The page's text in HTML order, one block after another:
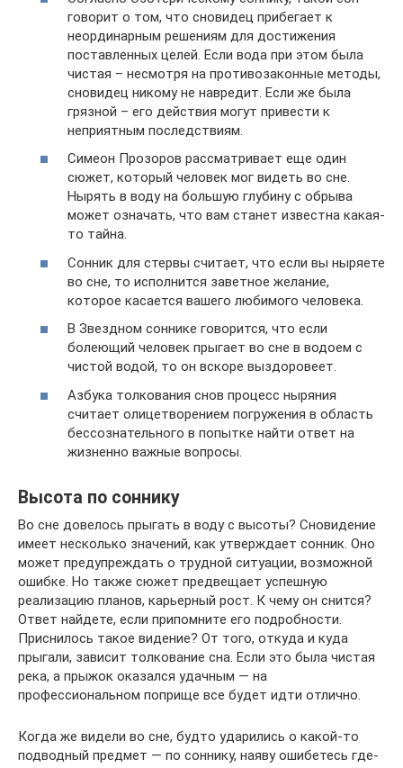
говорит о том, что сновидец прибегает к
неординарным решениям для достижения
поставленных целей. Если вода при этом была
чистая – несмотря на противозаконные методы,
сновидец никому не навредит. Если же была
грязной – его действия могут привести к
неприятным последствиям.
Симеон Прозоров рассматривает еще один
сюжет, который человек мог видеть во сне.
Нырять в воду на большую глубину с обрыва
может означать, что вам станет известна какая-
то тайна.
Сонник для стервы считает, что если вы ныряете
во сне, то исполнится заветное желание,
которое касается вашего любимого человека.
В Звездном соннике говорится, что если
болеющий человек прыгает во сне в водоем с
чистой водой, то он вскоре выздоровеет.
Азбука толкования снов процесс ныряния
считает олицетворением погружения в область
бессознательного в попытке найти ответ на
жизненно важные вопросы.
Высота по соннику
Во сне довелось прыгать в воду с высоты? Сновидение
имеет несколько значений, как утверждает сонник. Оно
может предупреждать о трудной ситуации, возможной
ошибке. Но также сюжет предвещает успешную
реализацию планов, карьерный рост. К чему он снится?
Ответ найдете, если припомните его подробности.
Приснилось такое видение? От того, откуда и куда
прыгали, зависит толкование сна. Если это была чистая
река, а прыжок оказался удачным — на
профессиональном поприще все будет идти отлично.
Когда же видели во сне, будто ударились о какой-то
подводный предмет — по соннику, наяву ошибетесь где-